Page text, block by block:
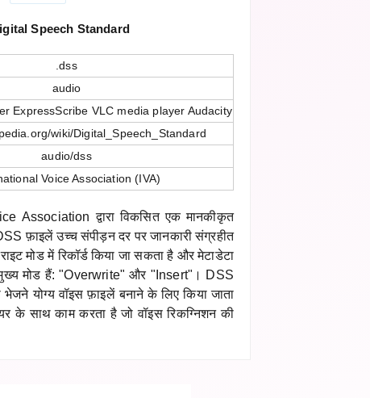
Speech Standard
.dss
audio
ExpressScribe VLC media player Audacity
wiki/Digital_Speech_Standard
audio/dss
Voice Association (IVA)
Association द्वारा विकसित एक मानकीकृत
फ़ाइलें उच्च संपीड़न दर पर जानकारी संग्रहीत
मोड में रिकॉर्ड किया जा सकता है और मेटाडेटा
मोड हैं: "Overwrite" और "Insert"। DSS
योग्य वॉइस फ़ाइलें बनाने के लिए किया जाता
के साथ काम करता है जो वॉइस रिकग्निशन की